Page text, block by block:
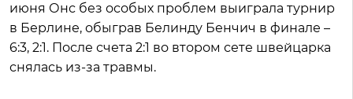
июня Онс без особых проблем выиграла турнир
в Берлине, обыграв Белинду Бенчич в финале –
6:3, 2:1. После счета 2:1 во втором сете швейцарка
снялась из-за травмы.